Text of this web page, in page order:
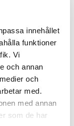
innehållet
funktioner
Vi
och annan
och
med.
med annan
som de har
Type L-5, 800ch.
grundserier för att
på
S (Small),
L ( ...läs mer
Type L-7, 384ch.
grundserier för att
på
S (Small),
L (...läs mer